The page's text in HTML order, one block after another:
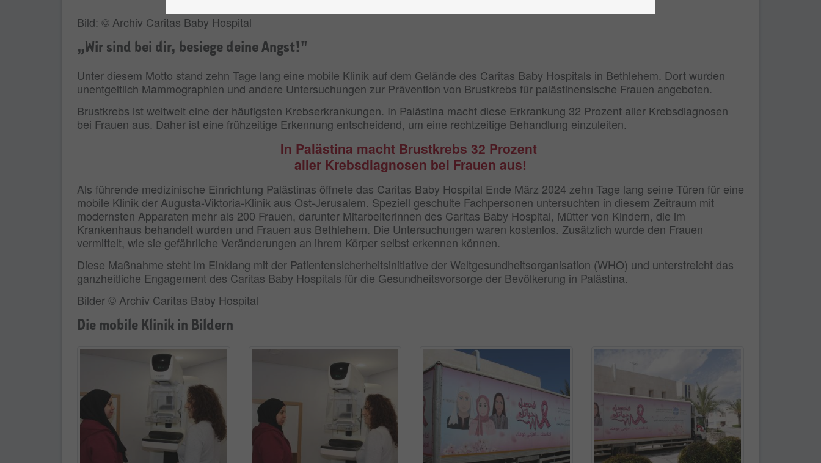
Bild: © Archiv Caritas Baby Hospital
„Wir sind bei dir, besiege deine Angst!"
Unter diesem Motto stand zehn Tage lang eine mobile Klinik auf dem Gelände des Caritas Baby Hospitals in Bethlehem. Dort wurden
unentgeltlich Mammographien und andere Untersuchungen zur Prävention von Brustkrebs für palästinensische Frauen angeboten.
Brustkrebs ist weltweit eine der häufigsten Krebserkrankungen. In Palästina macht diese Erkrankung 32 Prozent aller Krebsdiagnosen
bei Frauen aus. Daher ist eine frühzeitige Erkennung entscheidend, um eine rechtzeitige Behandlung einzuleiten.
In Palästina macht Brustkrebs 32 Prozent
aller Krebsdiagnosen bei Frauen aus!
Als führende medizinische Einrichtung Palästinas öffnete das Caritas Baby Hospital Ende März 2024 zehn Tage lang seine Türen für eine
mobile Klinik der Augusta-Viktoria-Klinik aus Ost-Jerusalem. Speziell geschulte Fachpersonen untersuchten in diesem Zeitraum mit
modernsten Apparaten mehr als 200 Frauen, darunter Mitarbeiterinnen des Caritas Baby Hospital, Mütter von Kindern, die im
Krankenhaus behandelt wurden und Frauen aus Bethlehem. Die Untersuchungen waren kostenlos. Zusätzlich wurde den Frauen
vermittelt, wie sie gefährliche Veränderungen an ihrem Körper selbst erkennen können.
Diese Maßnahme steht im Einklang mit der Patientensicherheitsinitiative der Weltgesundheitsorganisation (WHO) und unterstreicht das
ganzheitliche Engagement des Caritas Baby Hospitals für die Gesundheitsvorsorge der Bevölkerung in Palästina.
Bilder © Archiv Caritas Baby Hospital
Die mobile Klinik in Bildern